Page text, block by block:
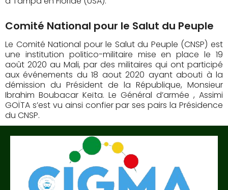
Comité National pour le Salut du Peuple
Le Comité National pour le Salut du Peuple (CNSP) est
une institution politico-militaire mise en place le 19
août 2020 au Mali, par des militaires qui ont participé
aux événements du 18 aout 2020 ayant abouti à la
démission du Président de la République, Monsieur
Ibrahim Boubacar Keïta. Le Général d’armée , Assimi
GOÏTA s’est vu ainsi confier par ses pairs la Présidence
du CNSP.